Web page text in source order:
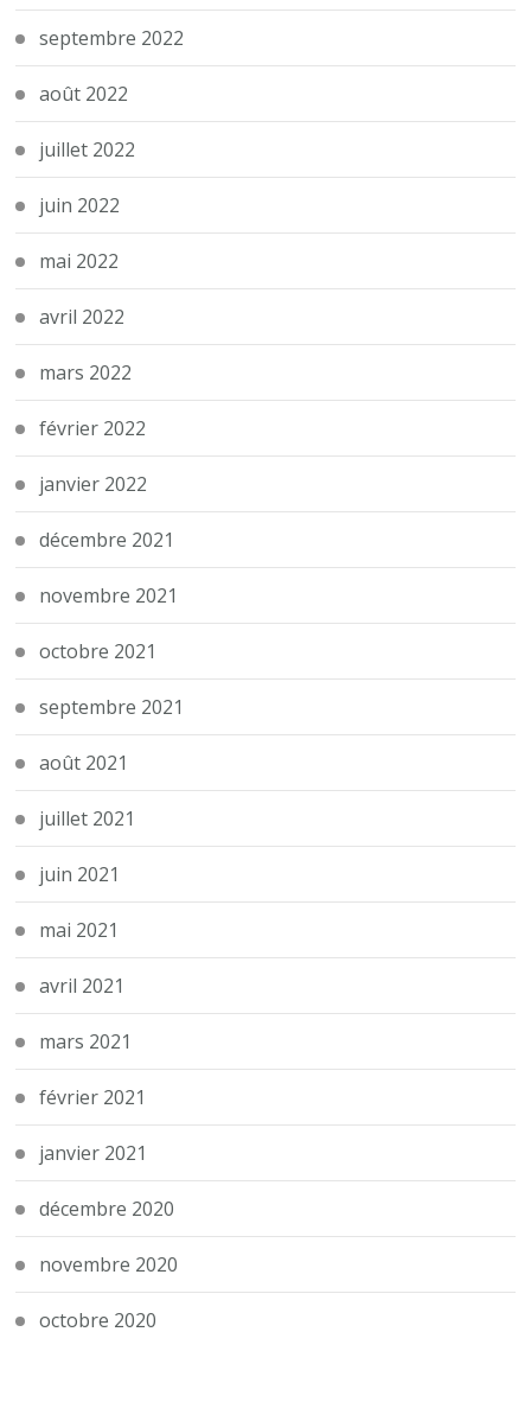
septembre 2022
août 2022
juillet 2022
juin 2022
mai 2022
avril 2022
mars 2022
février 2022
janvier 2022
décembre 2021
novembre 2021
octobre 2021
septembre 2021
août 2021
juillet 2021
juin 2021
mai 2021
avril 2021
mars 2021
février 2021
janvier 2021
décembre 2020
novembre 2020
octobre 2020